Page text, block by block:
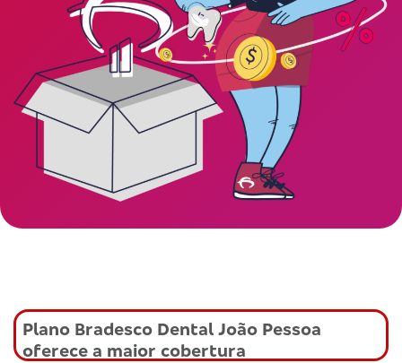
Plano Bradesco Dental João Pessoa
oferece a maior cobertura